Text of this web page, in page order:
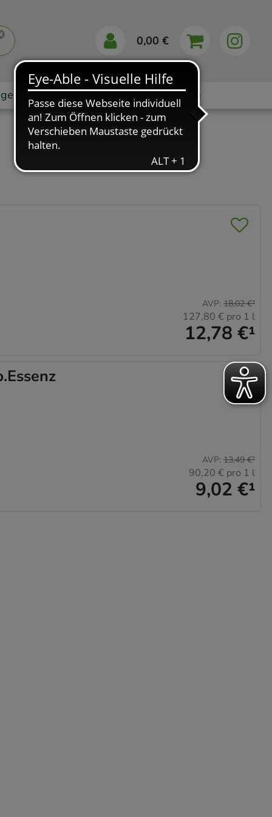
0,00 €
Markenshops Ratgeber App
12,78 €¹
AVP: 18,02 €²
127,80 € pro 1 l
9,02 €¹
AVP: 13,49 €²
90,20 € pro 1 l